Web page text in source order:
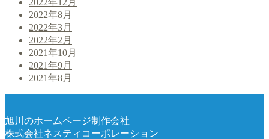
2022年8月
2022年3月
2022年2月
2021年10月
2021年9月
2021年8月
旭川のホームページ制作会社
株式会社ネスティコーポレーション